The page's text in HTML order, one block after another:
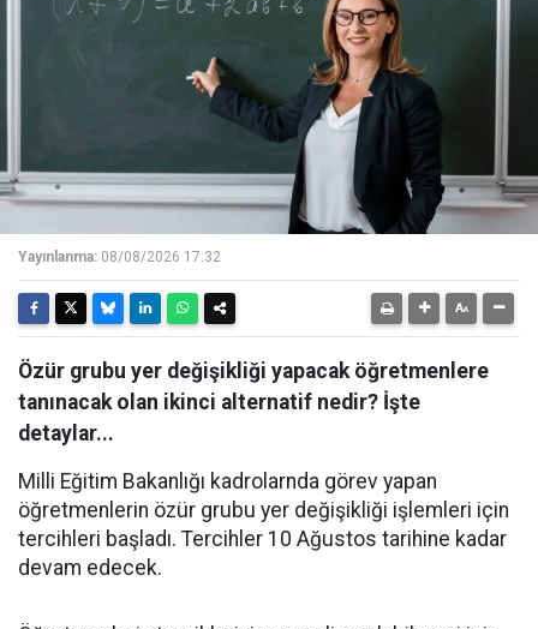
Yayınlanma: 08/08/2026 17:32
Özür grubu yer değişikliği yapacak öğretmenlere
tanınacak olan ikinci alternatif nedir? İşte
detaylar...
Milli Eğitim Bakanlığı kadrolarnda görev yapan
öğretmenlerin özür grubu yer değişikliği işlemleri için
tercihleri başladı. Tercihler 10 Ağustos tarihine kadar
devam edecek.